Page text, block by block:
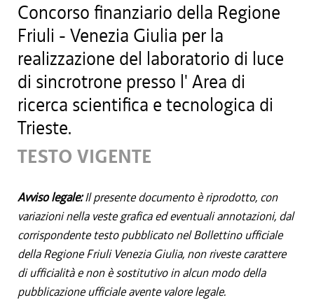
Concorso finanziario della Regione
Friuli - Venezia Giulia per la
realizzazione del laboratorio di luce
di sincrotrone presso l' Area di
ricerca scientifica e tecnologica di
Trieste.
TESTO VIGENTE
Avviso legale:Il presente documento è riprodotto, con
variazioni nella veste grafica ed eventuali annotazioni, dal
corrispondente testo pubblicato nel Bollettino ufficiale
della Regione Friuli Venezia Giulia, non riveste carattere
di ufficialità e non è sostitutivo in alcun modo della
pubblicazione ufficiale avente valore legale.